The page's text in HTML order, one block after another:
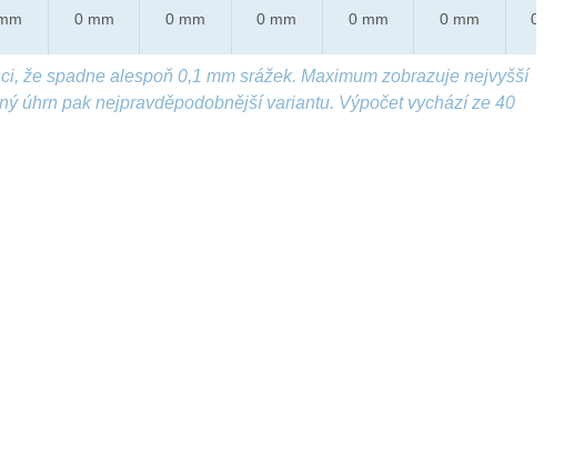
0 mm 0 mm 0 mm 0 mm 0 mm 0 mm
že spadne alespoň 0,1 mm srážek. Maximum zobrazuje nejvyšší
úhrn pak nejpravděpodobnější variantu. Výpočet vychází ze 40